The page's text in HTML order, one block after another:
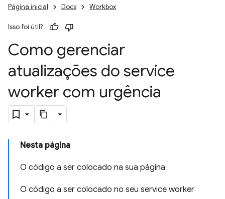
Página inicial Docs Workbox
Isso foi útil?
Como gerenciar
atualizações do service
worker com urgência
Nesta página
O código a ser colocado na sua página
O código a ser colocado no seu service worker